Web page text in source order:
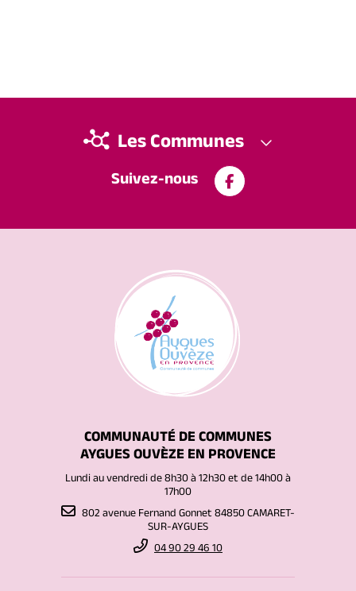
Suivez-nous
Les Communes
COMMUNAUTÉ DE COMMUNES
AYGUES OUVÈZE EN PROVENCE
Lundi au vendredi de 8h30 à 12h30 et de 14h00 à
17h00
802 avenue Fernand Gonnet 84850 CAMARET-
SUR-AYGUES
04 90 29 46 10